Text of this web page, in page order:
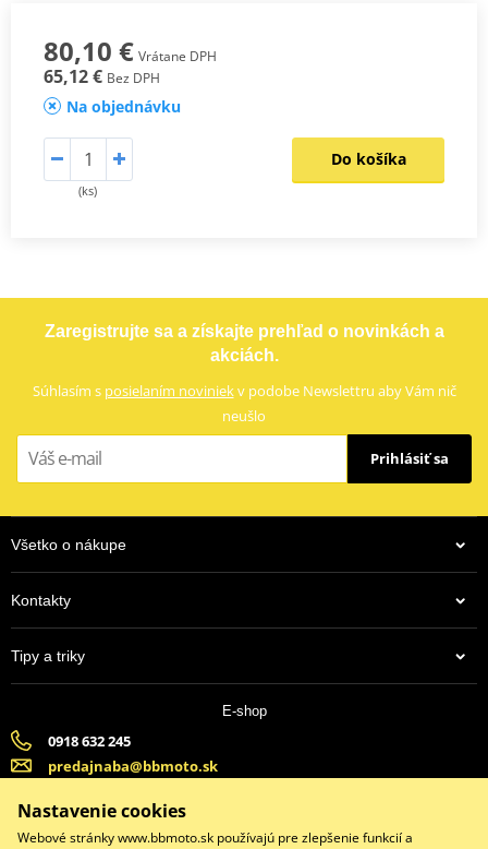
80,10 € Vrátane DPH
65,12 € Bez DPH
Na objednávku
(ks)
Do košíka
Zaregistrujte sa a získajte prehľad o novinkách a
akciách.
Súhlasím s posielaním noviniekv podobe Newslettru aby Vám nič
neušlo
Prihlásiť sa
Všetko o nákupe
Kontakty
Tipy a triky
E-shop
0918 632 245
predajnaba@bbmoto.sk
(Po-Pi 9:00-18:00, So-9:00-15:00)
Nastavenie cookies
Webové stránky www.bbmoto.sk používajú pre zlepšenie funkcií a